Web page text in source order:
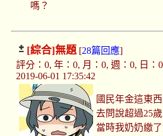
嗎？
[綜合]無題[28篇回應]
評分：0, 年：0, 月：0, 週：0, 日：
2019-06-01 17:35:42
國民年金這東
去問說超過25
當時我奶奶繳